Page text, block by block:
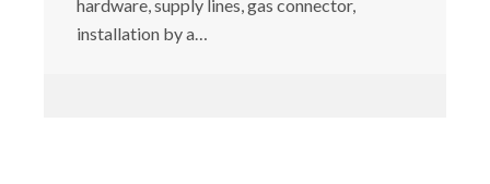
hardware, supply lines, gas connector,
installation by a…